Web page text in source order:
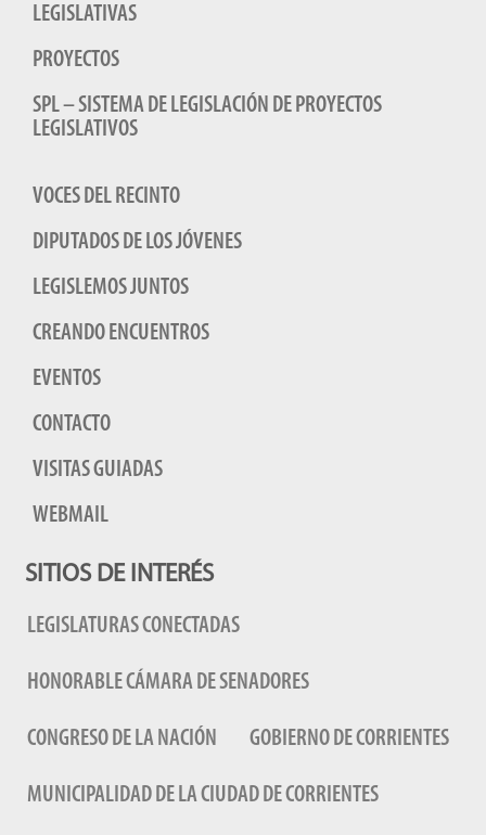
LEGISLATIVAS
PROYECTOS
SPL – SISTEMA DE LEGISLACIÓN DE PROYECTOS
LEGISLATIVOS
VOCES DEL RECINTO
DIPUTADOS DE LOS JÓVENES
LEGISLEMOS JUNTOS
CREANDO ENCUENTROS
EVENTOS
CONTACTO
VISITAS GUIADAS
WEBMAIL
SITIOS DE INTERÉS
LEGISLATURAS CONECTADAS
HONORABLE CÁMARA DE SENADORES
CONGRESO DE LA NACIÓN GOBIERNO DE CORRIENTES
MUNICIPALIDAD DE LA CIUDAD DE CORRIENTES